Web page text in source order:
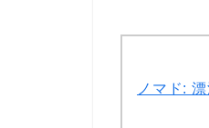
ノマド: